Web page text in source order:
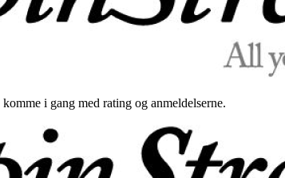
i gang med rating og anmeldelserne.